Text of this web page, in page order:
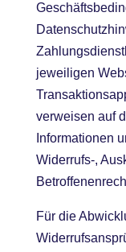
jeweiligen
verweisen auf
Informationen
Widerrufs-,
Für die